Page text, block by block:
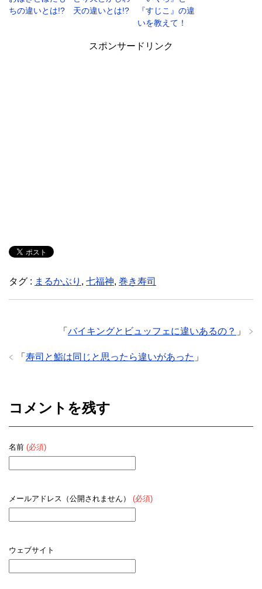
ちの違いとは!?
天の違いとは!?
『すじこ』の違
いを教えて！
スポンサードリンク
タグ : まるかぶり , 七福神, 巻き寿司
「 バイキングとビュッフェに違いあるの？ 」
「 寿司と鮨は同じと思ったら違いがあった 」
コメントを残す
名前 (必須)
メールアドレス（公開されません） (必須)
ウェブサイト